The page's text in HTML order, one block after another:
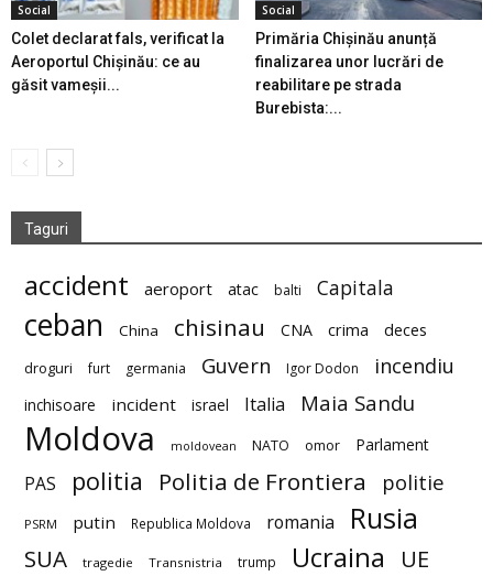
Social
Colet declarat fals, verificat la
Aeroportul Chișinău: ce au
găsit vameșii...
Social
Primăria Chișinău anunță
finalizarea unor lucrări de
reabilitare pe strada
Burebista:...
Taguri
accident aeroport atac balti Capitala
ceban China chisinau CNA crima deces
droguri furt germania Guvern Igor Dodon incendiu
inchisoare incident israel Italia Maia Sandu
Moldova moldovean NATO omor Parlament
PAS politia Politia de Frontiera politie
PSRM putin Republica Moldova romania Rusia
SUA tragedie Transnistria trump Ucraina UE